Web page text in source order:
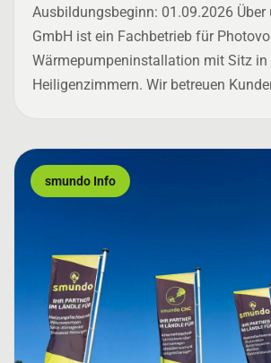
Ausbildungsbeginn: 01.09.2026
GmbH ist ein Fachbetrieb für
Wärmepumpeninstallation mit Sitz in
Heiligenzimmern. Wir betreuen
smundo Info